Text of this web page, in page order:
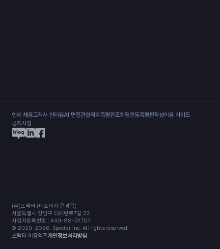
(주)스펙터 (대표이사 윤경욱)
서울특별시 강남구 테헤란로7길 22
사업자등록번호 : 449-88-01707
© 2020-2026. Specter Inc. All rights reserved.
스팩터 이용약관개인정보처리방침
인재 채용고객사 인터뷰AI 면접관합격예측평판조회평판등록평판작성이용 가이드
공지사항